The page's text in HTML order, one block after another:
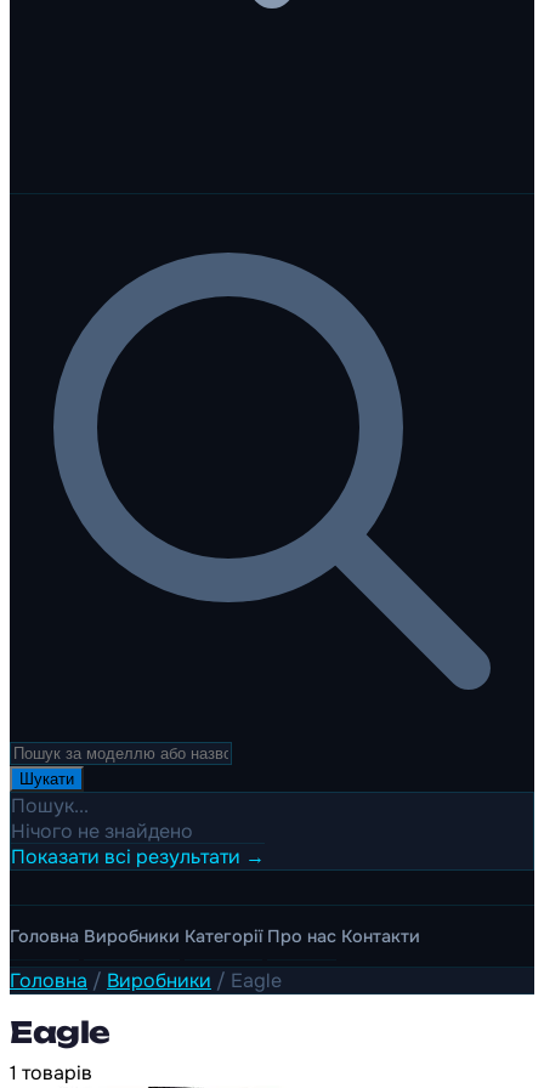
Шукати
Пошук...
Нічого не знайдено
Показати всі результати →
Головна Виробники Категорії Про нас Контакти
Головна / Виробники / Eagle
Eagle
1 товарів